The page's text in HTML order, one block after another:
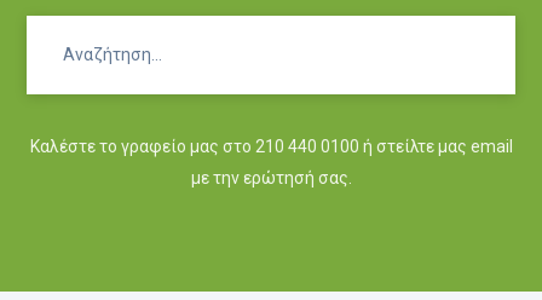
Καλέστε το γραφείο μας στο 210 440 0100 ή στείλτε μας email
με την ερώτησή σας.